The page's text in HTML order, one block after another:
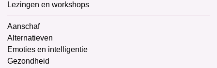
Lezingen en workshops
Aanschaf
Alternatieven
Emoties en intelligentie
Gezondheid